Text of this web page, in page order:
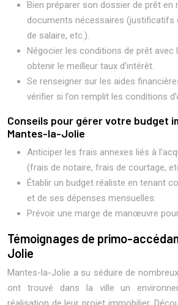
Bien préparer son dossier de prêt en
documents nécessaires (justificatifs
de salaire, etc.).
Négocier les conditions de prêt avec
obtenir le meilleur taux d’intérêt.
Se renseigner sur les aides
vérifier si l’on remplit les conditions
Conseils pour gérer votre budget
Mantes-la-Jolie
Anticiper les frais annexes liés à
(frais de notaire, frais de courtage,
Établir un budget réaliste en tenant
et de ses dépenses mensuelles.
Prévoir une marge de manœuvre
Témoignages de primo-
Jolie
Mantes-la-Jolie a su séduire de
ont trouvé dans la ville un